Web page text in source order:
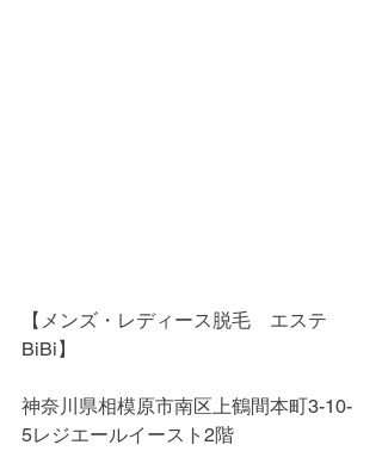
【メンズ・レディース脱毛　エステ
BiBi】
神奈川県相模原市南区上鶴間本町3-10-
5レジエールイースト2階